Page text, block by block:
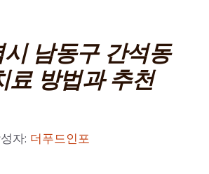
남동구 간석동
료 방법과 추천
자: 더푸드인포